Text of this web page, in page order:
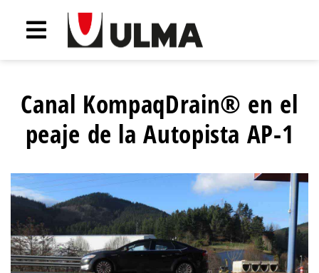
Canal KompaqDrain® en el
peaje de la Autopista AP-1